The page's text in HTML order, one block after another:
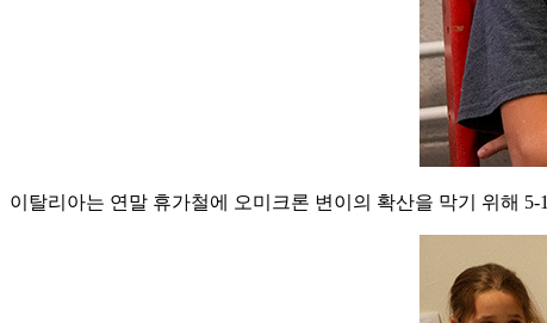
이탈리아는 연말 휴가철에 오미크론 변이의 확산을 막기 위해